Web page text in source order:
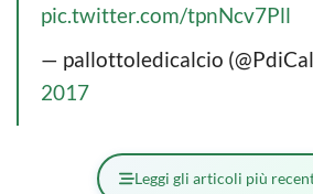
pic.twitter.com/tpnNcv7Pll
— pallottoledicalcio
2017
Leggi gli articoli più